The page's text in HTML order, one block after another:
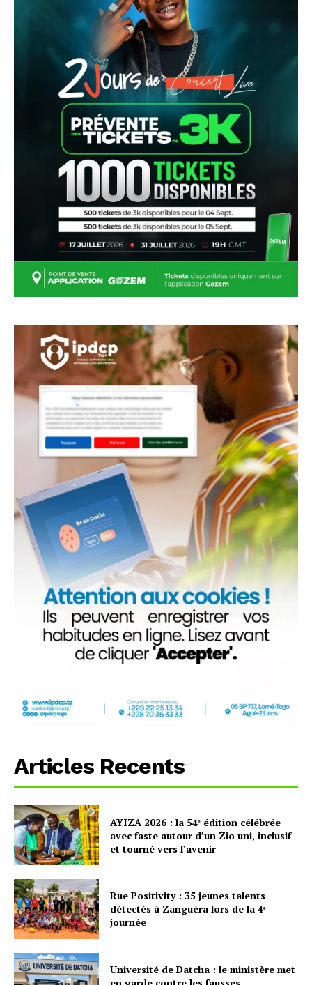
Articles Recents
AYIZA 2026 : la 54ᵉ édition célébrée
avec faste autour d’un Zio uni, inclusif
et tourné vers l’avenir
Rue Positivity : 35 jeunes talents
détectés à Zanguéra lors de la 4ᵉ
journée
Université de Datcha : le ministère met